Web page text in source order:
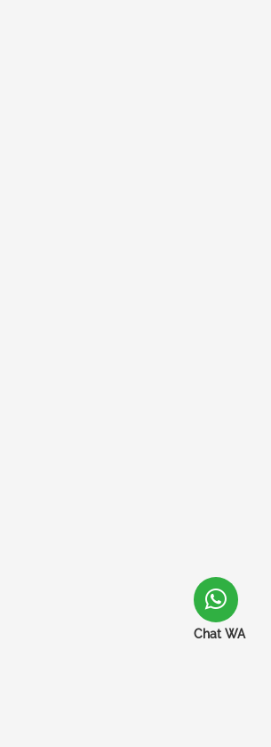
Chat WA